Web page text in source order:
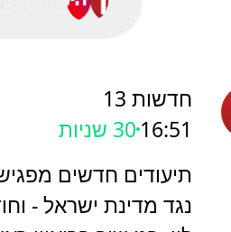
חדשות 13
16:51 31 שניות
תיעודים חדשים
נגד מדינת ישראל -